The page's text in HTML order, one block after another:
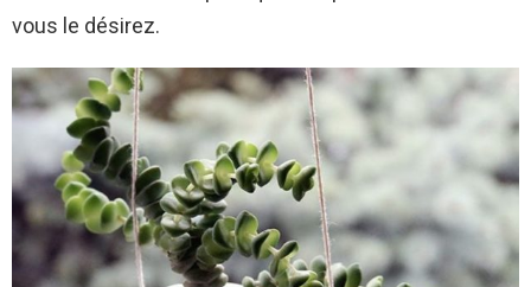
vous le désirez.